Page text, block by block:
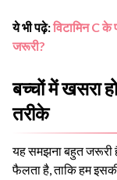
ये भी पढ़े:विटामिन C
जरूरी?
बच्चों में खसरा
तरीके
यह समझना बहुत जरूरी
फैलता है, ताकि हम